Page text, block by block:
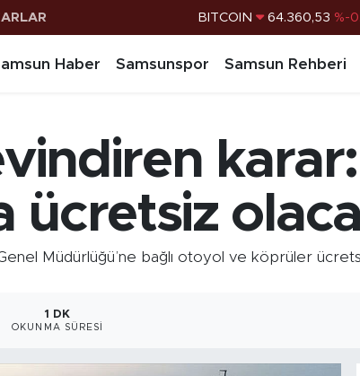
DOLAR 47,7069
EURO 55,0265
BİST100 13.887
Haber Samsunspor Samsun Rehberi
ücretsiz
Müdürlüğü’ne bağlı otoyol ve köprüler
1 DK
OKUNMA SÜRESI